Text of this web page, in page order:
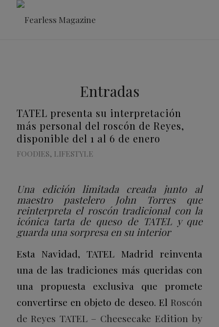
Entradas
TATEL presenta su interpretación
más personal del roscón de Reyes,
disponible del 1 al 6 de enero
FOODIES, LIFESTYLE
Una edición limitada creada junto al
maestro pastelero John Torres que
reinterpreta el roscón tradicional con la
icónica tarta de queso de TATEL y que
guarda una sorpresa en su interior
Esta Navidad, TATEL Madrid reinventa
una de las tradiciones más queridas con
una propuesta exclusiva que promete
convertirse en objeto de deseo. El Roscón
de Reyes TATEL – Cheesecake Edition by